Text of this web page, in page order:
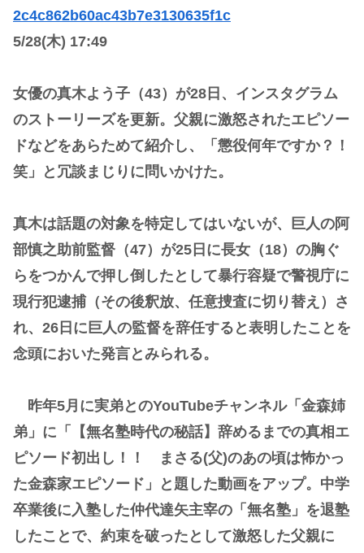
2c4c862b60ac43b7e3130635f1c
5/28(木) 17:49
女優の真木よう子（43）が28日、インスタグラム
のストーリーズを更新。父親に激怒されたエピソー
ドなどをあらためて紹介し、「懲役何年ですか？！
笑」と冗談まじりに問いかけた。
真木は話題の対象を特定してはいないが、巨人の阿
部慎之助前監督（47）が25日に長女（18）の胸ぐ
らをつかんで押し倒したとして暴行容疑で警視庁に
現行犯逮捕（その後釈放、任意捜査に切り替え）さ
れ、26日に巨人の監督を辞任すると表明したことを
念頭においた発言とみられる。
昨年5月に実弟とのYouTubeチャンネル「金森姉
弟」に「【無名塾時代の秘話】辞めるまでの真相エ
ピソード初出し！！ まさる(父)のあの頃は怖かっ
た金森家エピソード」と題した動画をアップ。中学
卒業後に入塾した仲代達矢主宰の「無名塾」を退塾
したことで、約束を破ったとして激怒した父親に